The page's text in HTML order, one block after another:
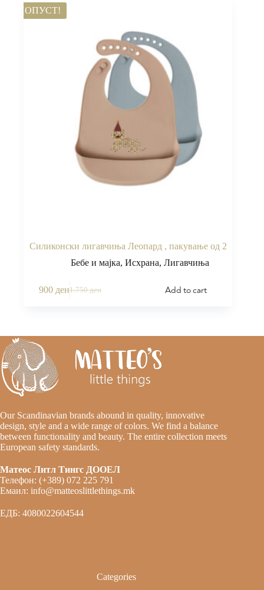
ПОПУСТ!
Силиконски лигавчиња Леопард , пакување од 2
Бебе и мајка, Исхрана, Лигавчиња
1.750ден
900 ден Add to cart
Our Scandinavian brands abound in quality, innovative
design, style and a wide range of colors. We find a balance
between functionality and beauty. The entire collection meets
European safety standards.
Матеос Литл Тингс ДООЕЛ
Телефон: (+389) 072 225 791
Емаил: info@matteoslittlethings.mk
ЕДБ: 4080022604544
Categories